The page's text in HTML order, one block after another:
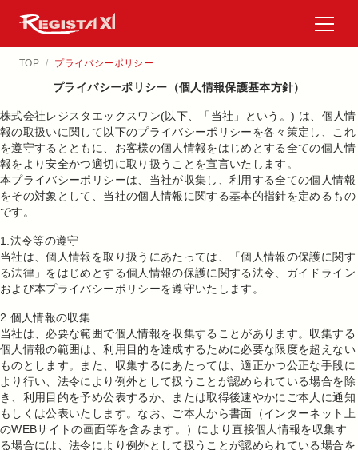
TOP / プライバシーポリシー
プライバシーポリシー（個人情報保護基本方針）
株式会社レジスタエックスワン(以下、「当社」という。) は、個人情
報の取扱いに関して以下のプライバシーポリシーを各々策定し、これ
を遵守するとともに、お客様の個人情報をはじめとする全ての個人情
報をより安全かつ適切に取り扱うことを宣言いたします。
本プライバシーポリシーは、当社が収集し、利用する全ての個人情報
をその対象として、当社の個人情報に関する基本的指針を定めるもの
です。
1.法令等の遵守
当社は、個人情報を取り扱うにあたっては、「個人情報の保護に関す
る法律」をはじめとする個人情報の保護に関する法令、ガイドライン
および本プライバシーポリシーを遵守いたします。
2.個人情報の収集
当社は、必要な範囲で個人情報を収集することがあります。収集する
個人情報の範囲は、利用目的を達成するために必要な限度を超えない
ものとします。また、収集するにあたっては、適正かつ公正な手段に
より行い、法令により例外として扱うことが認められている場合を除
き、利用目的を予め公表するか、または取得後速やかにご本人に通知
もしくは公表いたします。なお、ご本人から書面（インターネット上
のWEBサイトの画面等を含みます。）により直接個人情報を収集す
る場合には、法令により例外として扱うことが認められている場合を